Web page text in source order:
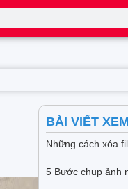
BÀI VIẾT
Những cách xóa
5 Bước chụp ảnh